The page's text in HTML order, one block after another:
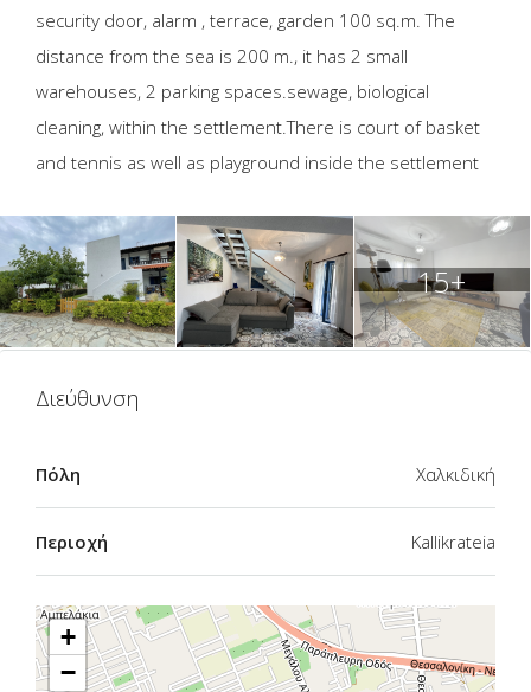
security door, alarm , terrace, garden 100 sq.m. The
distance from the sea is 200 m., it has 2 small
warehouses, 2 parking spaces.sewage, biological
cleaning, within the settlement.There is court of basket
and tennis as well as playground inside the settlement
15+
Διεύθυνση
Πόλη Χαλκιδική
Περιοχή Kallikrateia
+
−